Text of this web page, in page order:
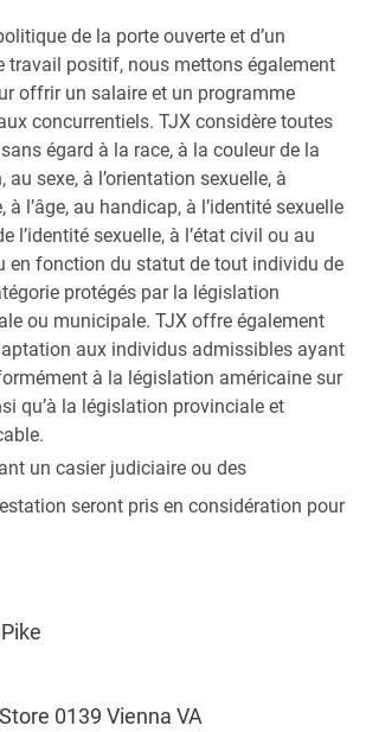
de la porte ouverte et d’un
travail positif, nous mettons également
offrir un salaire et un programme
concurrentiels. TJX considère toutes
égard à la race, à la couleur de la
au sexe, à l’orientation sexuelle, à
à l’âge, au handicap, à l’identité sexuelle
l’identité sexuelle, à l’état civil ou au
en fonction du statut de tout individu de
protégés par la législation
ou municipale. TJX offre également
aux individus admissibles ayant
à la législation américaine sur
qu’à la législation provinciale et
un casier judiciaire ou des
seront pris en considération pour
0139 Vienna VA